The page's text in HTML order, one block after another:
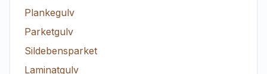
Plankegulv
Parketgulv
Sildebensparket
Laminatgulv